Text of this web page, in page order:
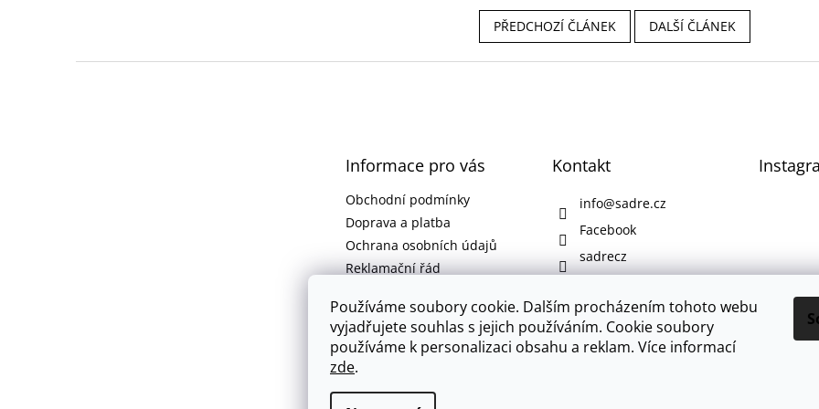
Používáme soubory cookie. Dalším procházením tohoto webu
vyjadřujete souhlas s jejich používáním. Cookie soubory
používáme k personalizaci obsahu a reklam. Více informací
zde.
PŘEDCHOZÍ ČLÁNEK DALŠÍ ČLÁNEK
Informace pro vás
Obchodní podmínky
Doprava a platba
Ochrana osobních údajů
Reklamační řád
Kontakt
info@sadre.cz
Facebook
sadrecz